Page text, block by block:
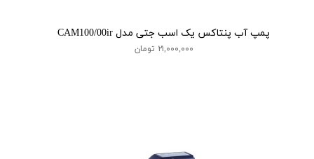
پمپ آب پنتاکس یک اسب جتی مدل CAM100/00ir
۲۱,۰۰۰,۰۰۰ تومان